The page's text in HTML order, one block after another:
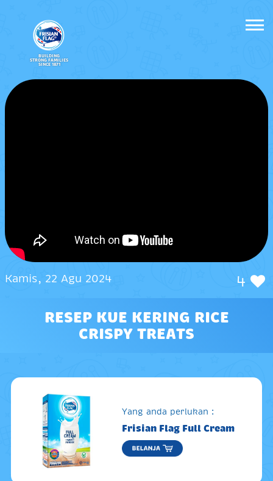
BUILDING
STRONG FAMILIES
SINCE 1871
Kamis, 22 Agu 2024 4
RESEP KUE KERING RICE
CRISPY TREATS
Yang anda perlukan :
Frisian Flag Full Cream